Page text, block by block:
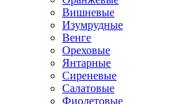
Вишневые
Изумрудные
Венге
Ореховые
Янтарные
Сиреневые
Салатовые
Фиолетовые